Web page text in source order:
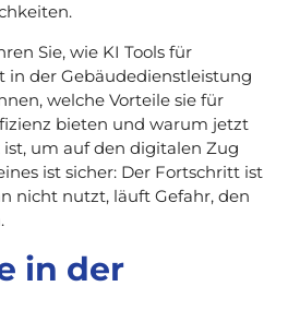
Sie, wie KI Tools für
der Gebäudedienstleistung
welche Vorteile sie für
bieten und warum jetzt
um auf den digitalen Zug
ist sicher: Der Fortschritt ist
nicht nutzt, läuft Gefahr, den
in der